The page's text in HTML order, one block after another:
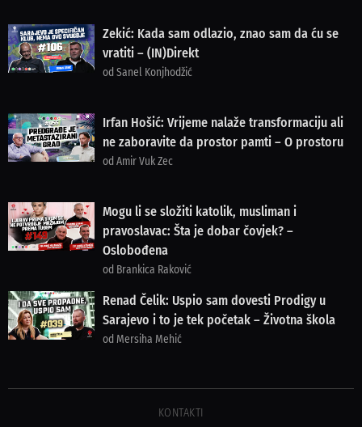
Zekić: Kada sam odlazio, znao sam da ću se
vratiti – (IN)Direkt
od Sanel Konjhodžić
Irfan Hošić: Vrijeme nalaže transformaciju ali
ne zaboravite da prostor pamti – O prostoru
od Amir Vuk Zec
Mogu li se složiti katolik, musliman i
pravoslavac: Šta je dobar čovjek? –
Oslobođena
od Brankica Raković
Renad Čelik: Uspio sam dovesti Prodigy u
Sarajevo i to je tek početak – Životna škola
od Mersiha Mehić
KONTAKTI